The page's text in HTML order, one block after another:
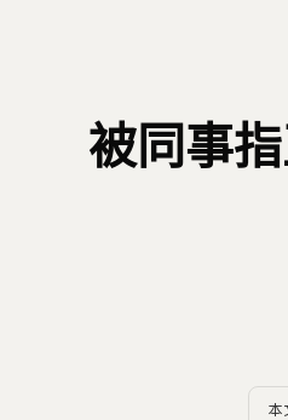
被同事
本